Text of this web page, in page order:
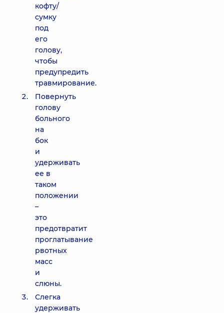
кофту/
сумку
под
его
голову,
чтобы
предупредить
травмирование.
Повернуть
голову
больного
на
бок
и
удерживать
ее в
таком
положении
–
это
предотвратит
проглатывание
рвотных
масс
и
слюны.
Слегка
удерживать